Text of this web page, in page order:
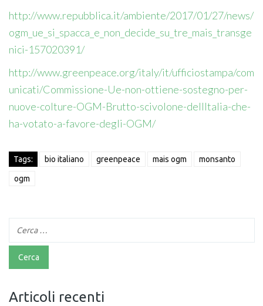
http://www.repubblica.it/ambiente/2017/01/27/news/
ogm_ue_si_spacca_e_non_decide_su_tre_mais_transge
nici-157020391/
http://www.greenpeace.org/italy/it/ufficiostampa/com
unicati/Commissione-Ue-non-ottiene-sostegno-per-
nuove-colture-OGM-Brutto-scivolone-dellItalia-che-
ha-votato-a-favore-degli-OGM/
Tags: bio italiano greenpeace mais ogm monsanto
ogm
Articoli recenti